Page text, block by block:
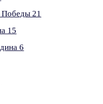
21
15
6